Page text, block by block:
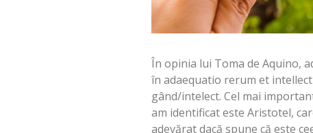
În opinia lui Toma de Aquino,
în adaequatio rerum et
gând/intelect. Cel mai
am identificat este Aristotel,
adevărat dacă spune că este